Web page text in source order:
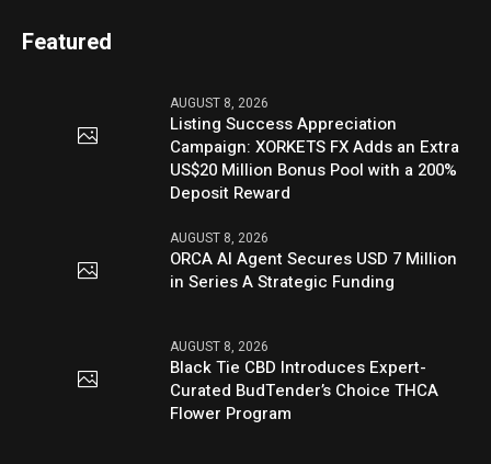
Featured
AUGUST 8, 2026
Listing Success Appreciation
Campaign: XORKETS FX Adds an Extra
US$20 Million Bonus Pool with a 200%
Deposit Reward
AUGUST 8, 2026
ORCA AI Agent Secures USD 7 Million
in Series A Strategic Funding
AUGUST 8, 2026
Black Tie CBD Introduces Expert-
Curated BudTender’s Choice THCA
Flower Program